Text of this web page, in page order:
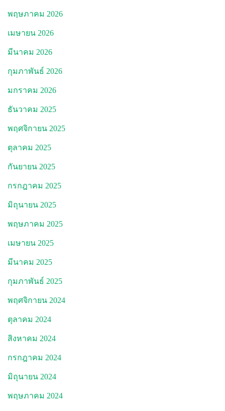
พฤษภาคม 2026
เมษายน 2026
มีนาคม 2026
กุมภาพันธ์ 2026
มกราคม 2026
ธันวาคม 2025
พฤศจิกายน 2025
ตุลาคม 2025
กันยายน 2025
กรกฎาคม 2025
มิถุนายน 2025
พฤษภาคม 2025
เมษายน 2025
มีนาคม 2025
กุมภาพันธ์ 2025
พฤศจิกายน 2024
ตุลาคม 2024
สิงหาคม 2024
กรกฎาคม 2024
มิถุนายน 2024
พฤษภาคม 2024